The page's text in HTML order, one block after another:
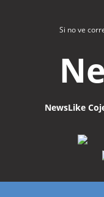
Si no ve
NewsLike